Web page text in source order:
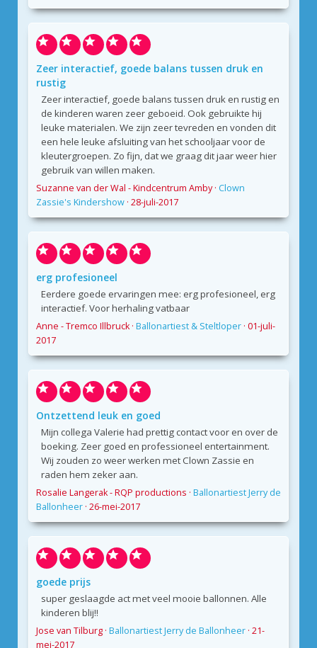
Zeer interactief, goede balans tussen druk en
rustig
Zeer interactief, goede balans tussen druk en rustig en
de kinderen waren zeer geboeid. Ook gebruikte hij
leuke materialen. We zijn zeer tevreden en vonden dit
een hele leuke afsluiting van het schooljaar voor de
kleutergroepen. Zo fijn, dat we graag dit jaar weer hier
gebruik van willen maken.
Suzanne van der Wal - Kindcentrum Amby · Clown
Zassie's Kindershow · 28-juli-2017
erg profesioneel
Eerdere goede ervaringen mee: erg profesioneel, erg
interactief. Voor herhaling vatbaar
Anne - Tremco Illbruck · Ballonartiest & Steltloper · 01-juli-
2017
Ontzettend leuk en goed
Mijn collega Valerie had prettig contact voor en over de
boeking. Zeer goed en professioneel entertainment.
Wij zouden zo weer werken met Clown Zassie en
raden hem zeker aan.
Rosalie Langerak - RQP productions · Ballonartiest Jerry de
Ballonheer · 26-mei-2017
goede prijs
super geslaagde act met veel mooie ballonnen. Alle
kinderen blij!!
Jose van Tilburg · Ballonartiest Jerry de Ballonheer · 21-
mei-2017